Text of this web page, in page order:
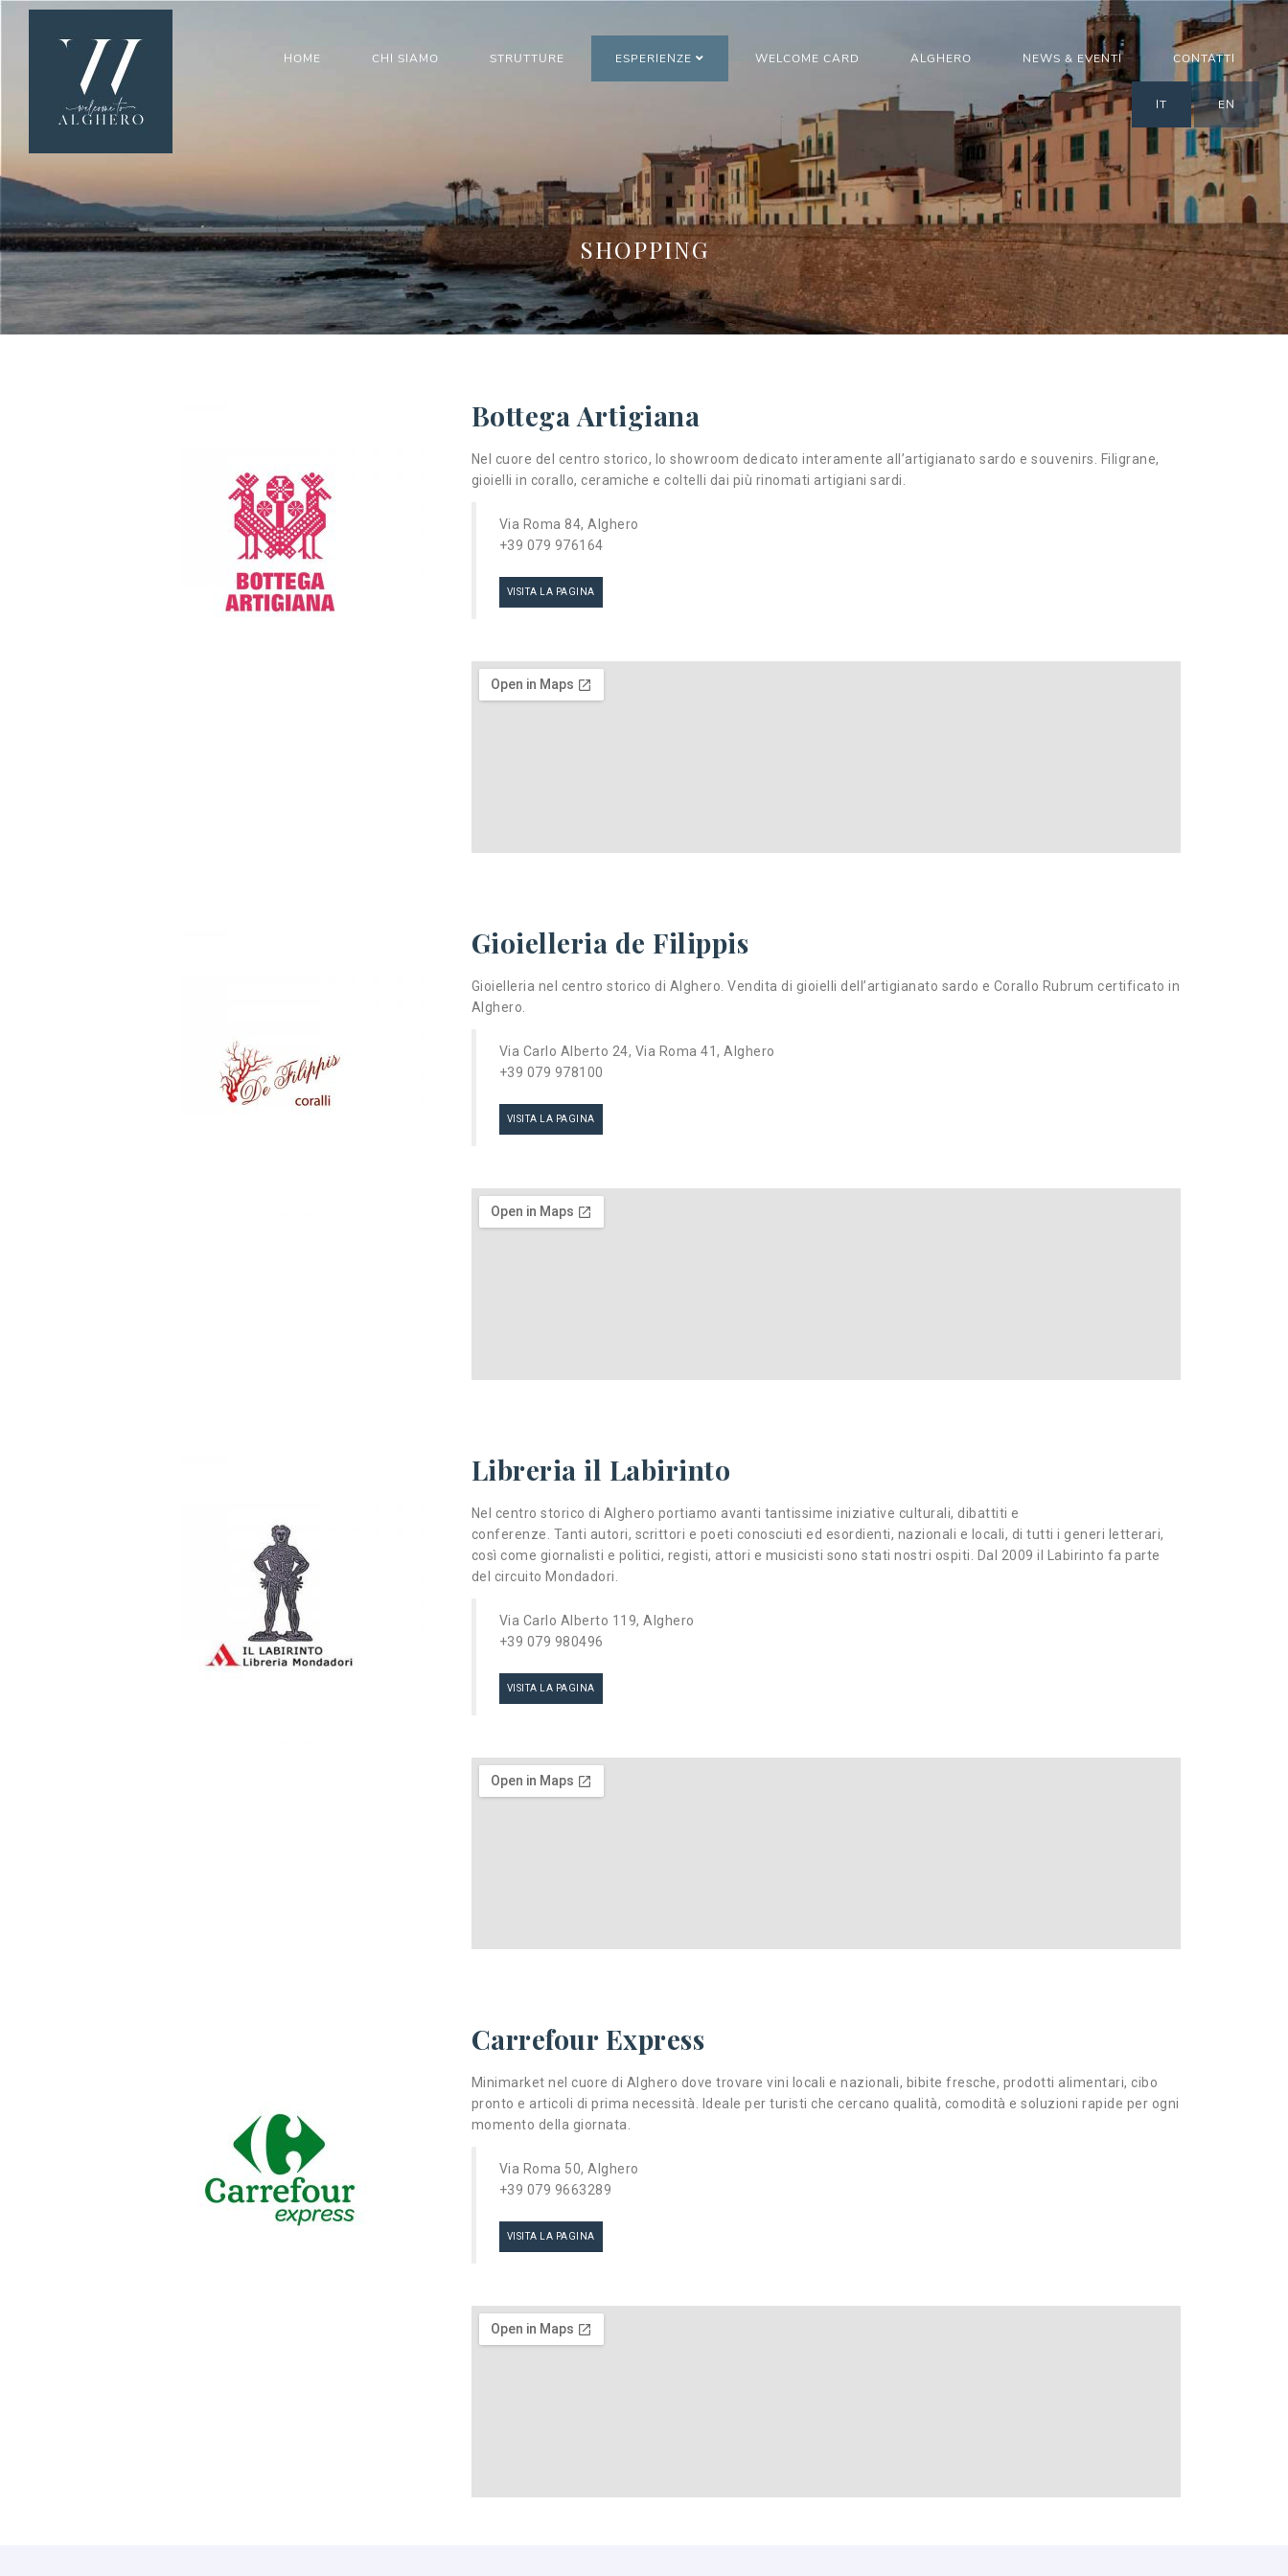
HOME CHI SIAMO STRUTTURE ESPERIENZE WELCOME CARD ALGHERO NEWS & EVENTI CONTATTI
IT EN
SHOPPING
Bottega Artigiana
Nel cuore del centro storico, lo showroom dedicato interamente all’artigianato sardo e souvenirs. Filigrane,
gioielli in corallo, ceramiche e coltelli dai più rinomati artigiani sardi.
Via Roma 84, Alghero
+39 079 976164
VISITA LA PAGINA
Gioielleria de Filippis
Gioielleria nel centro storico di Alghero. Vendita di gioielli dell’artigianato sardo e Corallo Rubrum certificato in
Alghero.
Via Carlo Alberto 24, Via Roma 41, Alghero
+39 079 978100
VISITA LA PAGINA
Libreria il Labirinto
Nel centro storico di Alghero portiamo avanti tantissime iniziative culturali, dibattiti e
conferenze. Tanti autori, scrittori e poeti conosciuti ed esordienti, nazionali e locali, di tutti i generi letterari,
così come giornalisti e politici, registi, attori e musicisti sono stati nostri ospiti. Dal 2009 il Labirinto fa parte
del circuito Mondadori.
Via Carlo Alberto 119, Alghero
+39 079 980496
VISITA LA PAGINA
Carrefour Express
Minimarket nel cuore di Alghero dove trovare vini locali e nazionali, bibite fresche, prodotti alimentari, cibo
pronto e articoli di prima necessità. Ideale per turisti che cercano qualità, comodità e soluzioni rapide per ogni
momento della giornata.
Via Roma 50, Alghero
+39 079 9663289
VISITA LA PAGINA